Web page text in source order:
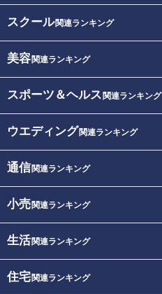
スクール関連ランキング
美容関連ランキング
スポーツ＆ヘルス 関連ランキング
ウエディング関連ランキング
通信関連ランキング
小売関連ランキング
生活関連ランキング
住宅関連ランキング